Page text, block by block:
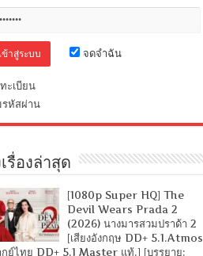
จดจำฉัน
ะเบียน
หัสผ่าน
รื่องล่าสุด
[1080p Super HQ] The
Devil Wears Prada 2
(2026) นางมารสวมปราด้า 2
[เสียงอังกฤษ DD+ 5.1.Atmos
ย์ไทย DD+ 5.1 Master แท้.] [บรรยาย: